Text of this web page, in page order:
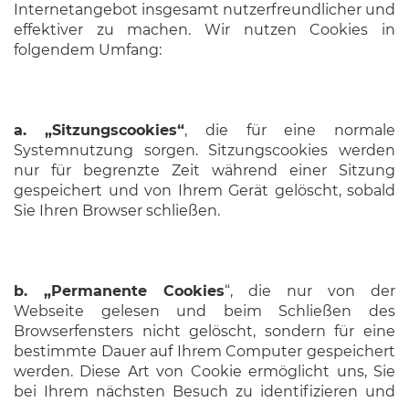
Internetangebot insgesamt nutzerfreundlicher und
effektiver zu machen. Wir nutzen Cookies in
folgendem Umfang:
a. „Sitzungscookies“, die für eine normale
Systemnutzung sorgen. Sitzungscookies werden
nur für begrenzte Zeit während einer Sitzung
gespeichert und von Ihrem Gerät gelöscht, sobald
Sie Ihren Browser schließen.
b. „Permanente Cookies“, die nur von der
Webseite gelesen und beim Schließen des
Browserfensters nicht gelöscht, sondern für eine
bestimmte Dauer auf Ihrem Computer gespeichert
werden. Diese Art von Cookie ermöglicht uns, Sie
bei Ihrem nächsten Besuch zu identifizieren und